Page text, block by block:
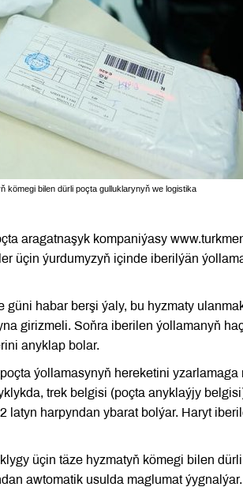
kömegi bilen dürli poçta gulluklarynyň we logistika
aragatnaşyk kompaniýasy
üçin ýurdumyzyň içinde iberilýän
güni habar berşi ýaly, bu hyzmaty
girizmeli. Soňra iberilen ýollamanyň
anyklap bolar.
ýollamasynyň hereketini yzarlamaga
trek belgisi (poçta anyklaýjy
latyn harpyndan ybarat bolýar. Haryt
üçin täze hyzmatyň kömegi bilen
awtomatik usulda maglumat ýygnalýar.